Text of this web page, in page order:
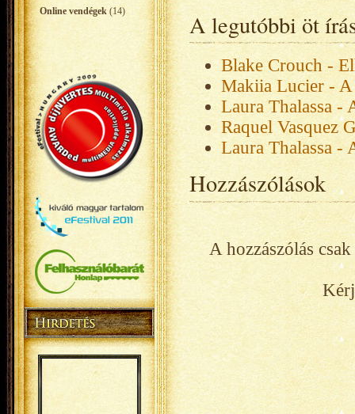
Online vendégek (14) A legutóbbi öt
Blake Crouch -
Makiia Lucier - A
Laura Thalassa -
Raquel Vasquez
Laura Thalassa -
Hozzászólások
A hozzászólás